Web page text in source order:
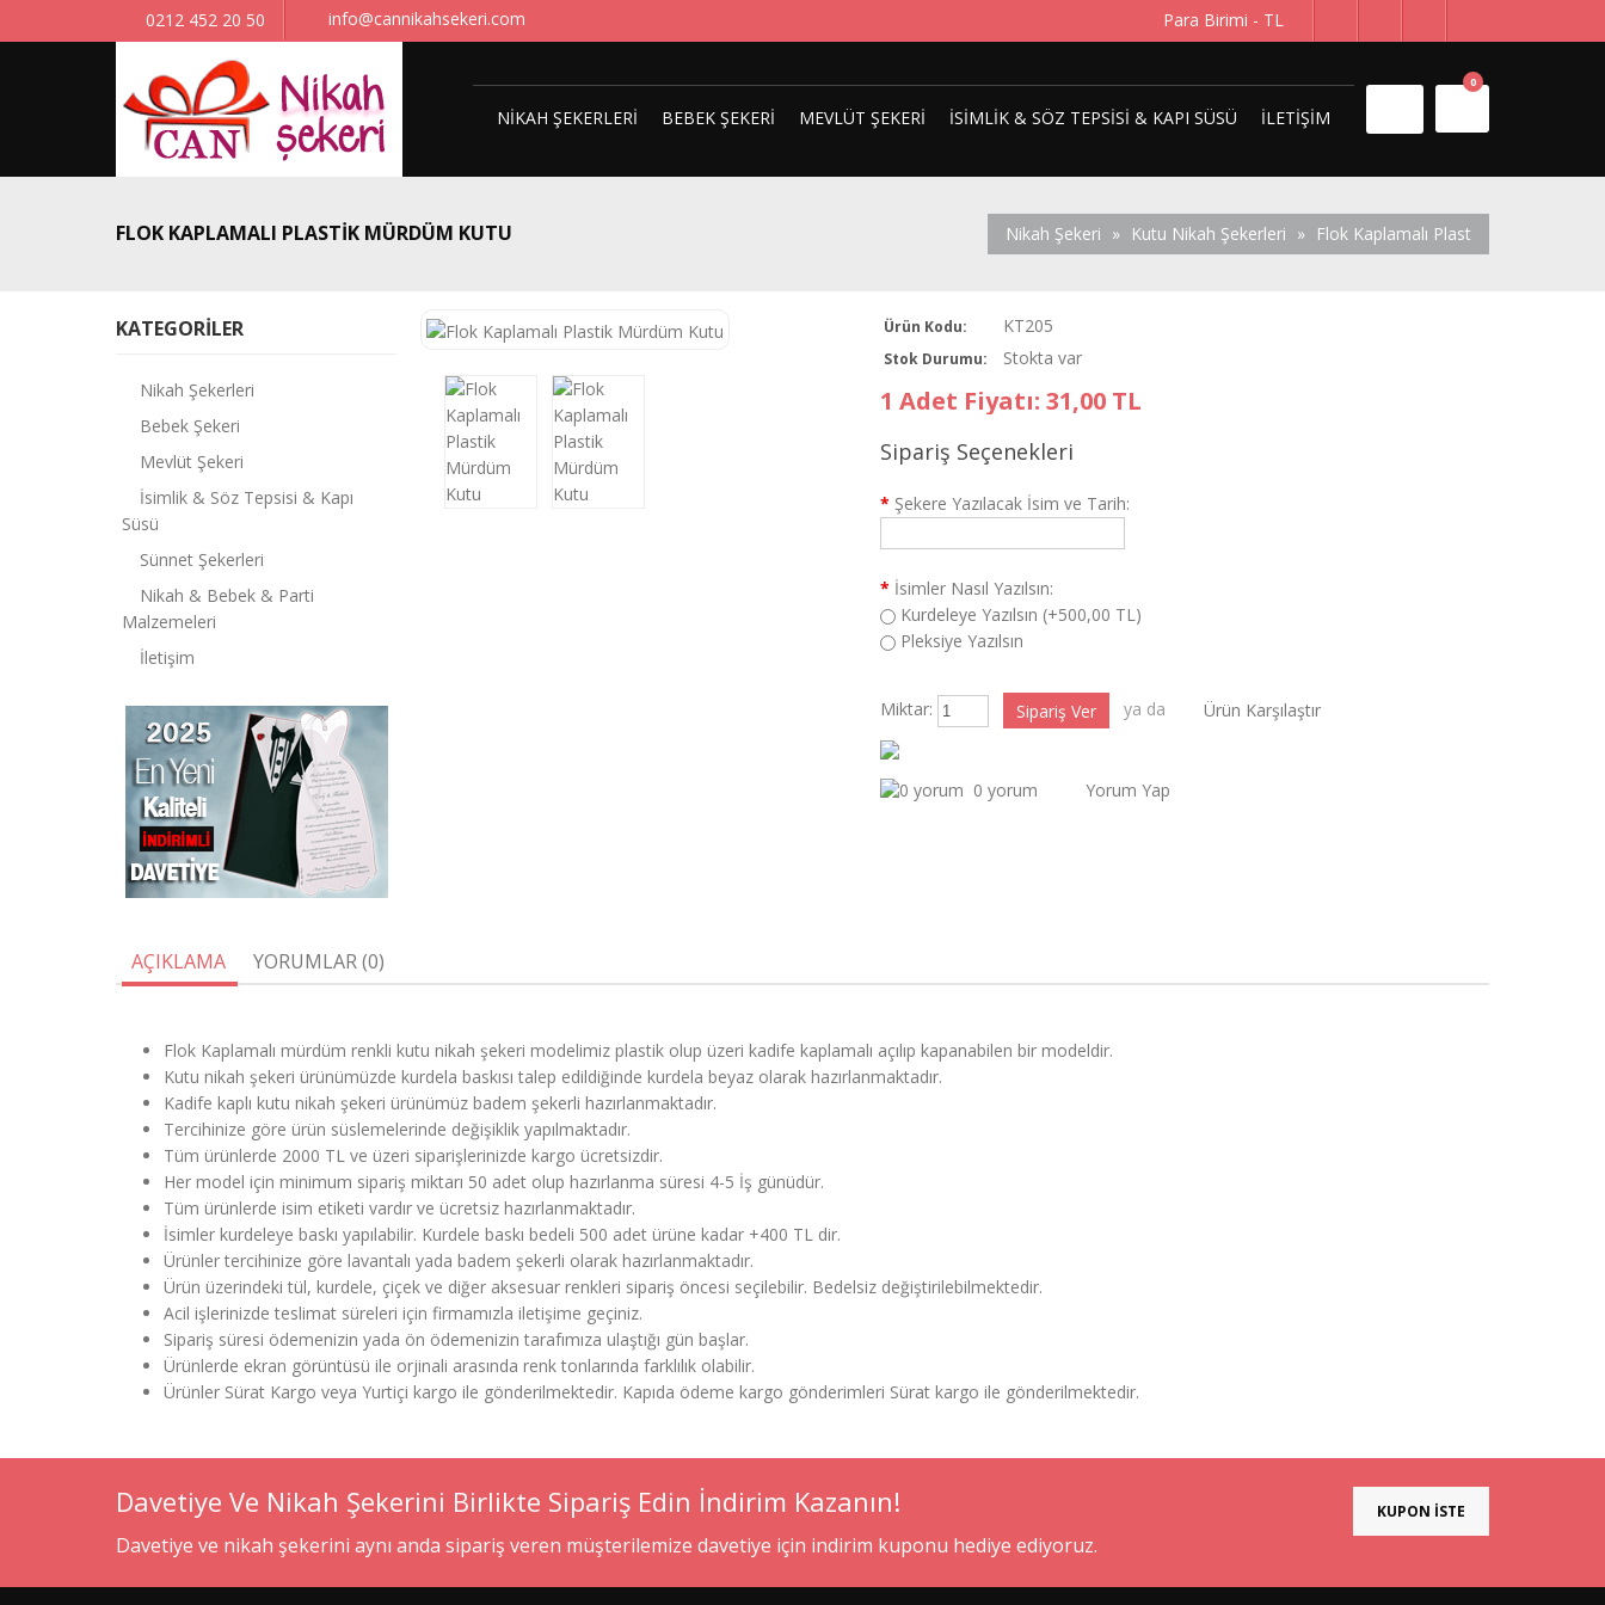
0212 452 20 50 info@cannikahsekeri.com Para Birimi - TL
0
NIKAH ŞEKERLERI BEBEK ŞEKERI MEVLÜT ŞEKERI İSIMLIK & SÖZ TEPSISI & KAPI SÜSÜ İLETIŞIM
KATEGORILER
Nikah Şekerleri
Bebek Şekeri
Mevlüt Şekeri
İsimlik & Söz Tepsisi & Kapı
Süsü
Sünnet Şekerleri
Nikah & Bebek & Parti
Malzemeleri
İletişim
Nikah Şekeri » Kutu Nikah Şekerleri » Flok Kaplamalı Plast
FLOK KAPLAMALI PLASTIK MÜRDÜM KUTU
Ürün Kodu: KT205
Stok Durumu: Stokta var
1 Adet Fiyatı: 31,00 TL
Sipariş Seçenekleri
* Şekere Yazılacak İsim ve Tarih:
* İsimler Nasıl Yazılsın:
Kurdeleye Yazılsın (+500,00 TL)
Pleksiye Yazılsın
Miktar: ya da Ürün Karşılaştır
0 yorum Yorum Yap
AÇIKLAMA YORUMLAR (0)
Flok Kaplamalı mürdüm renkli kutu nikah şekeri modelimiz plastik olup üzeri kadife kaplamalı açılıp kapanabilen bir modeldir.
Kutu nikah şekeri ürünümüzde kurdela baskısı talep edildiğinde kurdela beyaz olarak hazırlanmaktadır.
Kadife kaplı kutu nikah şekeri ürünümüz badem şekerli hazırlanmaktadır.
Tercihinize göre ürün süslemelerinde değişiklik yapılmaktadır.
Tüm ürünlerde 2000 TL ve üzeri siparişlerinizde kargo ücretsizdir.
Her model için minimum sipariş miktarı 50 adet olup hazırlanma süresi 4-5 İş günüdür.
Tüm ürünlerde isim etiketi vardır ve ücretsiz hazırlanmaktadır.
İsimler kurdeleye baskı yapılabilir. Kurdele baskı bedeli 500 adet ürüne kadar +400 TL dir.
Ürünler tercihinize göre lavantalı yada badem şekerli olarak hazırlanmaktadır.
Ürün üzerindeki tül, kurdele, çiçek ve diğer aksesuar renkleri sipariş öncesi seçilebilir. Bedelsiz değiştirilebilmektedir.
Acil işlerinizde teslimat süreleri için firmamızla iletişime geçiniz.
Sipariş süresi ödemenizin yada ön ödemenizin tarafımıza ulaştığı gün başlar.
Ürünlerde ekran görüntüsü ile orjinali arasında renk tonlarında farklılık olabilir.
Ürünler Sürat Kargo veya Yurtiçi kargo ile gönderilmektedir. Kapıda ödeme kargo gönderimleri Sürat kargo ile gönderilmektedir.
Davetiye Ve Nikah Şekerini Birlikte Sipariş Edin İndirim Kazanın!
Davetiye ve nikah şekerini aynı anda sipariş veren müşterilemize davetiye için indirim kuponu hediye ediyoruz.
KUPON İSTE